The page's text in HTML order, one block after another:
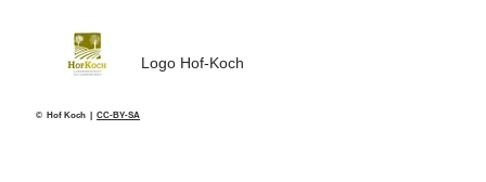
© Hof Koch | CC-BY-SA
Logo Hof-Koch